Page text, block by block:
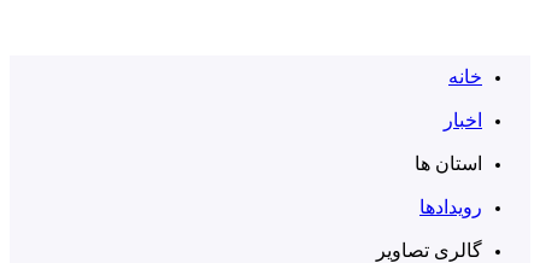
خانه
اخبار
استان ها
رویدادها
گالری تصاویر